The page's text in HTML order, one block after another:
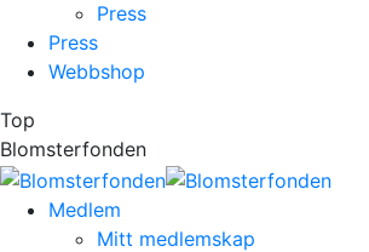
Press
Press
Webbshop
Top
Blomsterfonden
Medlem
Mitt medlemskap